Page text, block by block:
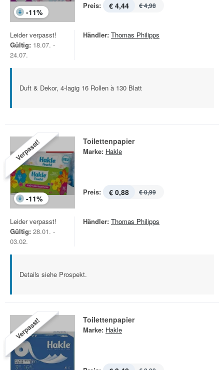
-11%
Preis: € 4,44 € 4,98
Leider verpasst!
Gültig: 18.07. -
24.07.
Händler: Thomas Philipps
Duft & Dekor, 4-lagig 16 Rollen à 130 Blatt
Verpasst!
-11%
Toilettenpapier
Marke: Hakle
Preis: € 0,88 € 0,99
Leider verpasst!
Gültig: 28.01. -
03.02.
Händler: Thomas Philipps
Details siehe Prospekt.
Verpasst! Toilettenpapier
Marke: Hakle